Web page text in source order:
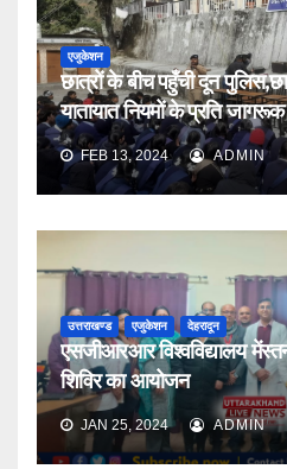
एजुकेशन
छात्रों के बीच पहुँची दून
यातायात नियमों के प्रति जागरूक
FEB 13, 2024 ADMIN
उत्तराखण्ड एजुकेशन देहरादून
एसजीआरआर विश्वविद्यालय
शिविर का आयोजन
JAN 25, 2024 ADMIN